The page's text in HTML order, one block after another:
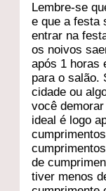
Lembre-se
e que a festa
entrar na
os noivos
após 1 horas
para o salão.
cidade ou
você
ideal é logo
de
tiver menos